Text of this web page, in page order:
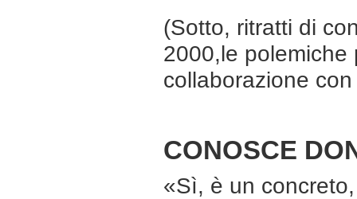
(Sotto, ritratti di
2000,le polemiche
collaborazione
CONOSCE
«Sì, è un